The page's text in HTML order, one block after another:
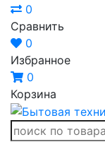
0
Сравнить
0
Избранное
0
Корзина